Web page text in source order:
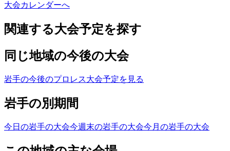
大会カレンダーへ
関連する大会予定を探す
同じ地域の今後の大会
岩手の今後のプロレス大会予定を見る
岩手の別期間
今日の岩手の大会今週末の岩手の大会今月の岩手の大会